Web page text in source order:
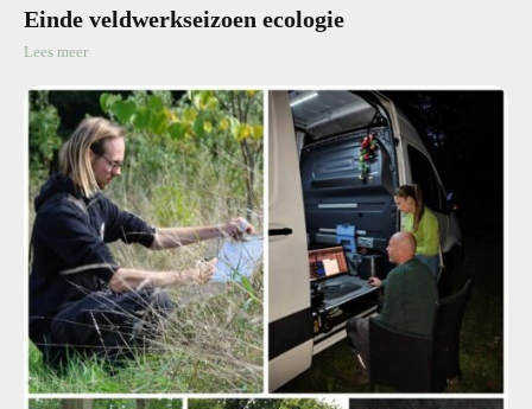
Einde veldwerkseizoen ecologie
Lees meer